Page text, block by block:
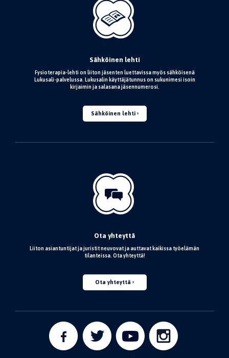
Sähköinen lehti
Fysioterapia-lehti on liiton jäsenten luettavissa myös sähköisenä
Lukusali-palvelussa. Lukusalin käyttäjätunnus on sukunimesi isoin
kirjaimin ja salasana jäsennumerosi.
Sähköinen lehti
Ota yhteyttä
Liiton asiantuntijat ja juristit neuvovat ja auttavat kaikissa työelämän
tilanteissa. Ota yhteyttä!
Ota yhteyttä